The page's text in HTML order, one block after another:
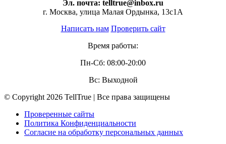
Эл. почта: telltrue@inbox.ru
г. Москва, улица Малая Ордынка, 13с1А
Написать нам Проверить сайт
Время работы:
Пн-Сб: 08:00-20:00
Вс: Выходной
© Copyright 2026 TellTrue | Все права защищены
Проверенные сайты
Политика Конфиденциальности
Согласие на обработку персональных данных